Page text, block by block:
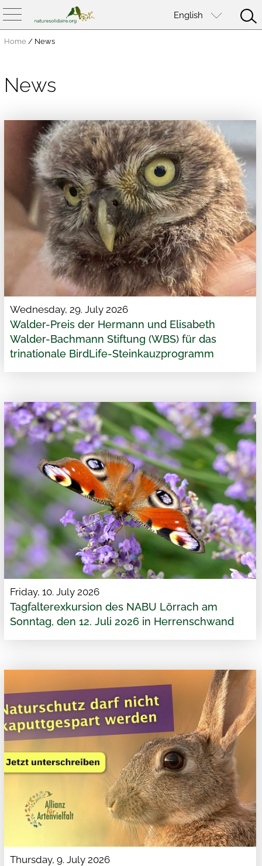
English
Home / News
News
Wednesday, 29. July 2026
Walder-Preis der Hermann und Elisabeth
Walder-Bachmann Stiftung (WBS) für das
trinationale BirdLife-Steinkauzprogramm
Friday, 10. July 2026
Tagfalterexkursion des NABU Lörrach am
Sonntag, den 12. Juli 2026 in Herrenschwand
Thursday, 9. July 2026